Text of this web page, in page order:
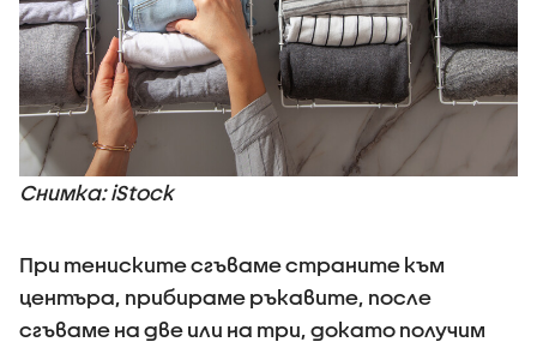
Снимка: iStock
При тениските сгъваме страните към
центъра, прибираме ръкавите, после
сгъваме на две или на три, докато получим